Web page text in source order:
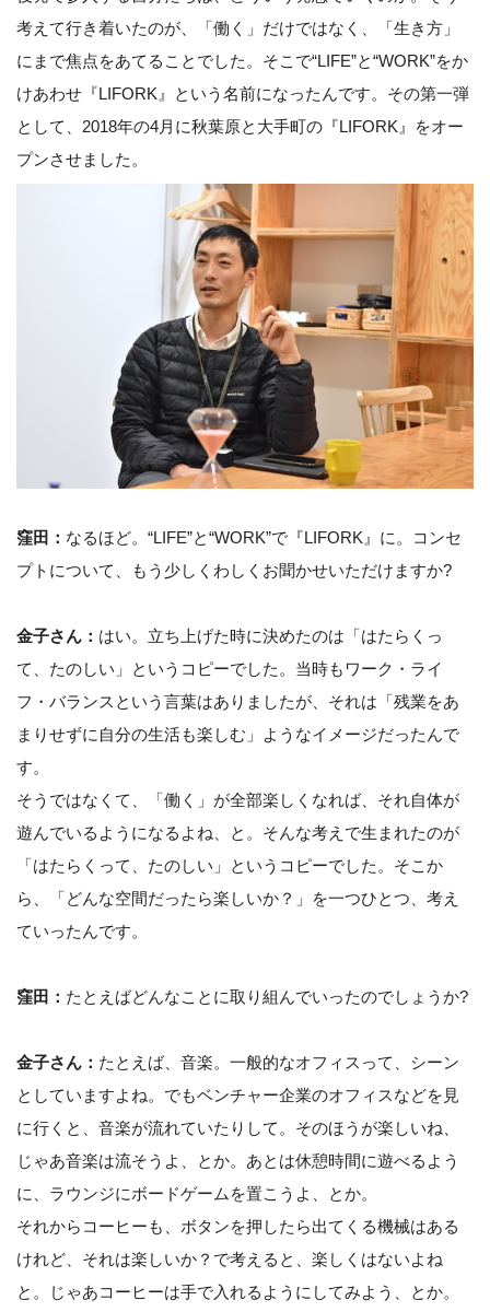
考えて行き着いたのが、「働く」だけではなく、「生き方」
にまで焦点をあてることでした。そこで“LIFE”と“WORK”をか
けあわせ『LIFORK』という名前になったんです。その第一弾
として、2018年の4月に秋葉原と大手町の『LIFORK』をオー
プンさせました。
窪田： なるほど。“LIFE”と“WORK”で『LIFORK』に。コンセ
プトについて、もう少しくわしくお聞かせいただけますか?
金子さん： はい。立ち上げた時に決めたのは「はたらくっ
て、たのしい」というコピーでした。当時もワーク・ライ
フ・バランスという言葉はありましたが、それは「残業をあ
まりせずに自分の生活も楽しむ」ようなイメージだったんで
す。
そうではなくて、「働く」が全部楽しくなれば、それ自体が
遊んでいるようになるよね、と。そんな考えで生まれたのが
「はたらくって、たのしい」というコピーでした。そこか
ら、「どんな空間だったら楽しいか？」を一つひとつ、考え
ていったんです。
窪田： たとえばどんなことに取り組んでいったのでしょうか?
金子さん： たとえば、音楽。一般的なオフィスって、シーン
としていますよね。でもベンチャー企業のオフィスなどを見
に行くと、音楽が流れていたりして。そのほうが楽しいね、
じゃあ音楽は流そうよ、とか。あとは休憩時間に遊べるよう
に、ラウンジにボードゲームを置こうよ、とか。
それからコーヒーも、ボタンを押したら出てくる機械はある
けれど、それは楽しいか？で考えると、楽しくはないよね
と。じゃあコーヒーは手で入れるようにしてみよう、とか。